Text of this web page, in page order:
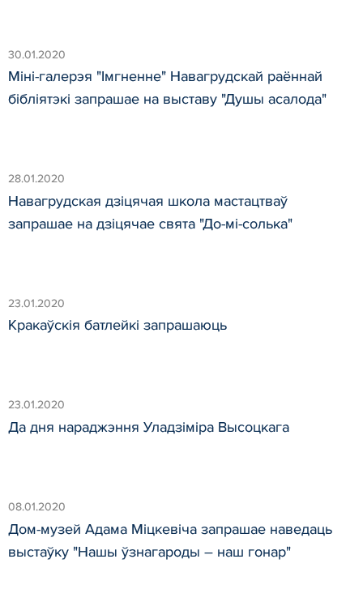
30.01.2020
Міні-галерэя "Імгненне" Навагрудскай раённай
бібліятэкі запрашае на выставу "Душы асалода"
28.01.2020
Навагрудская дзіцячая школа мастацтваў
запрашае на дзіцячае свята "До-мі-солька"
23.01.2020
Кракаўскія батлейкі запрашаюць
23.01.2020
Да дня нараджэння Уладзіміра Высоцкага
08.01.2020
Дом-музей Адама Міцкевіча запрашае наведаць
выстаўку "Нашы ўзнагароды – наш гонар"